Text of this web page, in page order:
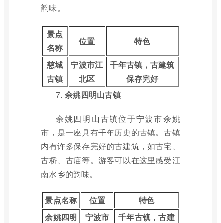
韵味。
景点
名称
位置 特色
慈城
古镇
宁波市江
北区
千年古镇，古建筑
保存完好
7. 余姚四明山古镇
余姚四明山古镇位于宁波市余姚
市，是一座具有千年历史的古镇。古镇
内有许多保存完好的古建筑，如古宅、
古桥、古庙等。游客可以在这里感受江
南水乡的韵味。
景点名称 位置
特色
余姚四明
宁波市
千年古镇，古建